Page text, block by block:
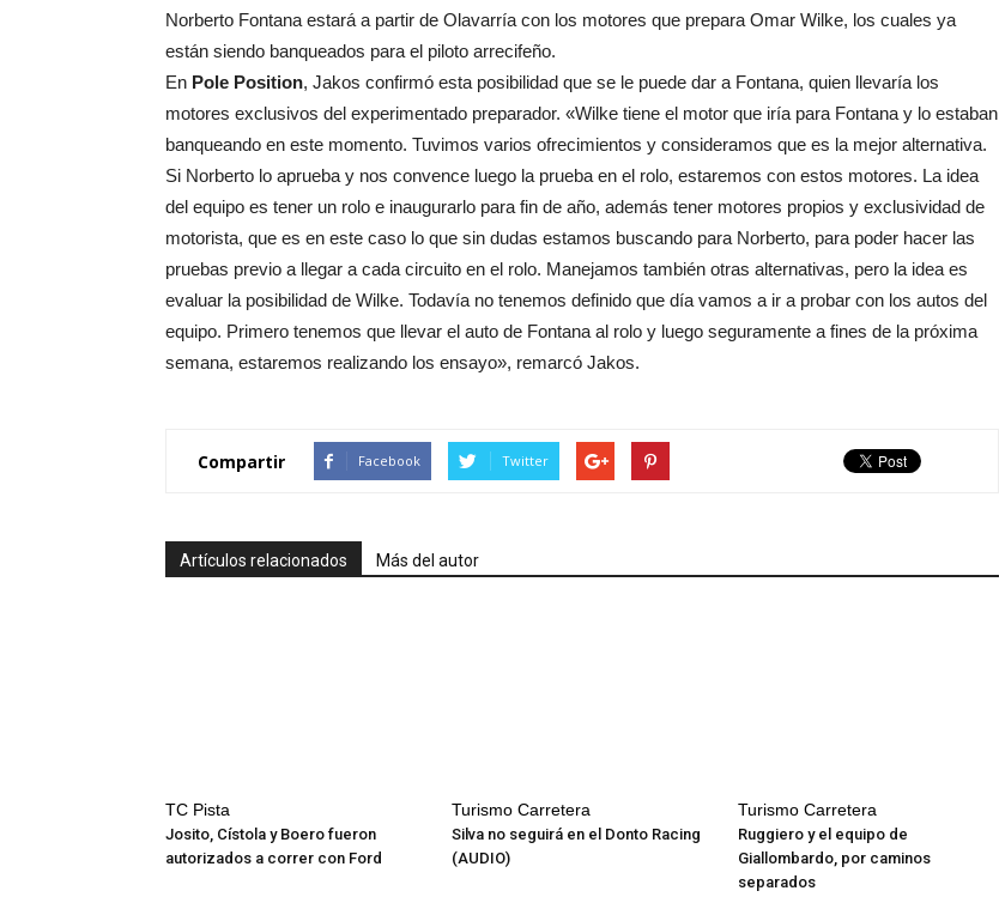
Norberto Fontana estará a partir de Olavarría con los motores que prepara Omar Wilke, los cuales ya
están siendo banqueados para el piloto arrecifeño.
En Pole Position, Jakos confirmó esta posibilidad que se le puede dar a Fontana, quien llevaría los
motores exclusivos del experimentado preparador. «Wilke tiene el motor que iría para Fontana y lo estaban
banqueando en este momento. Tuvimos varios ofrecimientos y consideramos que es la mejor alternativa.
Si Norberto lo aprueba y nos convence luego la prueba en el rolo, estaremos con estos motores. La idea
del equipo es tener un rolo e inaugurarlo para fin de año, además tener motores propios y exclusividad de
motorista, que es en este caso lo que sin dudas estamos buscando para Norberto, para poder hacer las
pruebas previo a llegar a cada circuito en el rolo. Manejamos también otras alternativas, pero la idea es
evaluar la posibilidad de Wilke. Todavía no tenemos definido que día vamos a ir a probar con los autos del
equipo. Primero tenemos que llevar el auto de Fontana al rolo y luego seguramente a fines de la próxima
semana, estaremos realizando los ensayo», remarcó Jakos.
Compartir Facebook Twitter
Artículos relacionados Más del autor
TC Pista
Josito, Cístola y Boero fueron
autorizados a correr con Ford
Turismo Carretera
Silva no seguirá en el Donto Racing
(AUDIO)
Turismo Carretera
Ruggiero y el equipo de
Giallombardo, por caminos
separados